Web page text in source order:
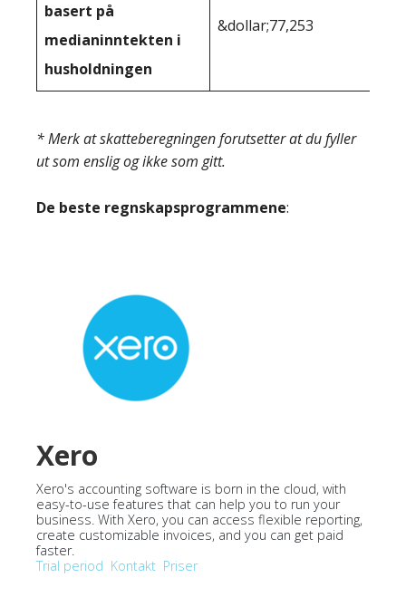
basert på
medianinntekten i
husholdningen
&dollar;77,253
* Merk at skatteberegningen forutsetter at du fyller
ut som enslig og ikke som gitt.
De beste regnskapsprogrammene:
Xero
Xero's accounting software is born in the cloud, with
easy-to-use features that can help you to run your
business. With Xero, you can access flexible reporting,
create customizable invoices, and you can get paid
faster.
Trial period Kontakt Priser